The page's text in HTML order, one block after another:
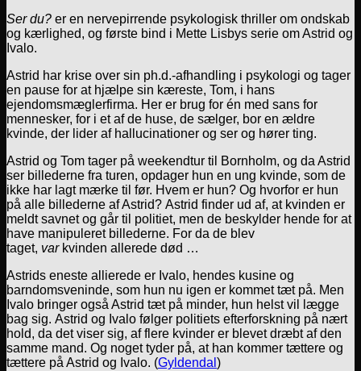
Ser du? er en nervepirrende psykologisk thriller om ondskab
og kærlighed, og første bind i Mette Lisbys serie om Astrid og
Ivalo.
Astrid har krise over sin ph.d.-afhandling i psykologi og tager
en pause for at hjælpe sin kæreste, Tom, i hans
ejendomsmæglerfirma. Her er brug for én med sans for
mennesker, for i et af de huse, de sælger, bor en ældre
kvinde, der lider af hallucinationer og ser og hører ting.
Astrid og Tom tager på weekendtur til Bornholm, og da Astrid
ser billederne fra turen, opdager hun en ung kvinde, som de
ikke har lagt mærke til før. Hvem er hun? Og hvorfor er hun
på alle billederne af Astrid? Astrid finder ud af, at kvinden er
meldt savnet og går til politiet, men de beskylder hende for at
have manipuleret billederne. For da de blev
taget, varkvinden allerede død …
Astrids eneste allierede er Ivalo, hendes kusine og
barndomsveninde, som hun nu igen er kommet tæt på. Men
Ivalo bringer også Astrid tæt på minder, hun helst vil lægge
bag sig. Astrid og Ivalo følger politiets efterforskning på nært
hold, da det viser sig, af flere kvinder er blevet dræbt af den
samme mand. Og noget tyder på, at han kommer tættere og
tættere på Astrid og Ivalo. (Gyldendal )